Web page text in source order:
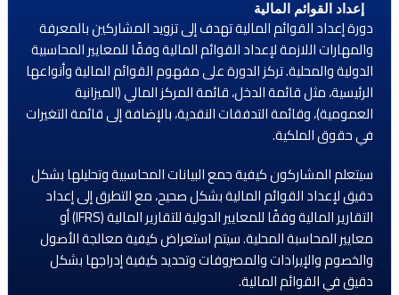
إعداد القوائم المالية
دورة إعداد القوائم المالية تهدف إلى تزويد المشاركين بالمعرفة
والمهارات اللازمة لإعداد القوائم المالية وفقًا للمعايير المحاسبية
الدولية والمحلية. تركز الدورة على مفهوم القوائم المالية وأنواعها
الرئيسية، مثل قائمة الدخل، قائمة المركز المالي (الميزانية
العمومية)، وقائمة التدفقات النقدية، بالإضافة إلى قائمة التغيرات
في حقوق الملكية.
سيتعلم المشاركون كيفية جمع البيانات المحاسبية وتحليلها بشكل
دقيق لإعداد القوائم المالية بشكل صحيح، مع التطرق إلى إعداد
التقارير المالية وفقًا للمعايير الدولية للتقارير المالية (IFRS) أو
معايير المحاسبة المحلية. سيتم استعراض كيفية معالجة الأصول
والخصوم والإيرادات والمصروفات وتحديد كيفية إدراجها بشكل
دقيق في القوائم المالية.